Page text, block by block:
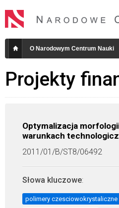
O Narodowym Centrum Nauki
Projekty
Optymalizacja
warunkach
2011/01/B/ST8/06492
Słowa kluczowe:
polimery czesciowokrystaliczne